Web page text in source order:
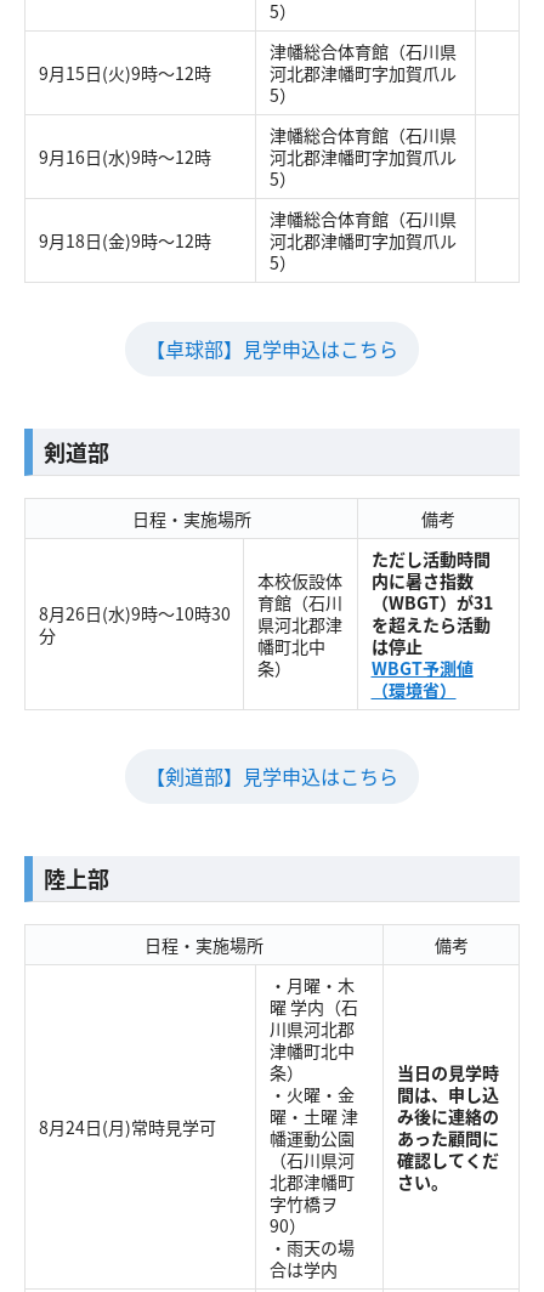
5）
9月15日(火)9時～12時
津幡総合体育館（石川県
河北郡津幡町字加賀爪ル
5）
9月16日(水)9時～12時
津幡総合体育館（石川県
河北郡津幡町字加賀爪ル
5）
9月18日(金)9時～12時
津幡総合体育館（石川県
河北郡津幡町字加賀爪ル
5）
【卓球部】見学申込はこちら
剣道部
日程・実施場所 備考
8月26日(水)9時～10時30
分
本校仮設体
育館（石川
県河北郡津
幡町北中
条）
ただし活動時間
内に暑さ指数
（WBGT）が31
を超えたら活動
は停止
WBGT予測値
（環境省）
【剣道部】見学申込はこちら
陸上部
日程・実施場所 備考
8月24日(月)常時見学可
・月曜・木
曜 学内（石
川県河北郡
津幡町北中
条）
・火曜・金
曜・土曜 津
幡運動公園
（石川県河
北郡津幡町
字竹橋ヲ
90）
・雨天の場
合は学内
当日の見学時
間は、申し込
み後に連絡の
あった顧問に
確認してくだ
さい。